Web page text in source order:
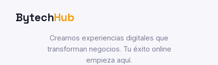
BytechHub
Creamos experiencias digitales que
transforman negocios. Tu éxito online
empieza aquí.